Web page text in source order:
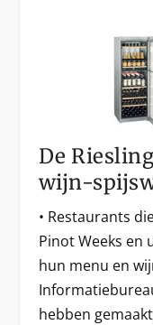
De
wijn-
• Restaurants
Pinot Weeks en
hun menu en
hebben